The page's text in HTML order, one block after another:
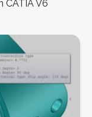
CATIA V6